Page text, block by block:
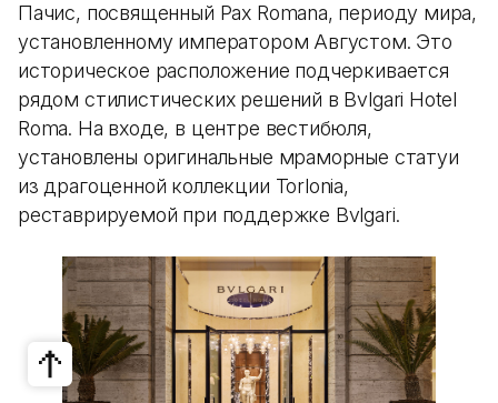
Пачис, посвященный Pax Romana, периоду мира,
установленному императором Августом. Это
историческое расположение подчеркивается
рядом стилистических решений в Bvlgari Hotel
Roma. На входе, в центре вестибюля,
установлены оригинальные мраморные статуи
из драгоценной коллекции Torlonia,
реставрируемой при поддержке Bvlgari.